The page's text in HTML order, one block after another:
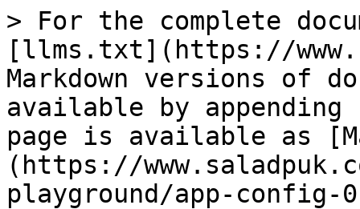
> For the complete
[llms.txt](https://
Markdown versions of
available by
page is available as
(https://
playground/app-config-